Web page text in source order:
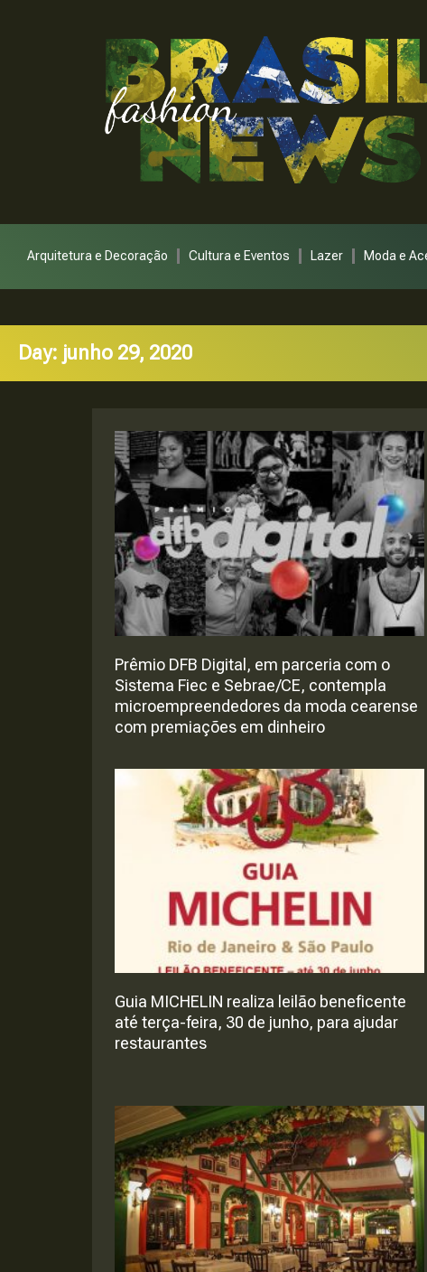
Arquitetura e Decoração Cultura e Eventos Lazer Moda e
Day: junho 29, 2020
Prêmio DFB Digital, em parceria com o
Sistema Fiec e Sebrae/CE, contempla
microempreendedores da moda cearense
com premiações em dinheiro
Guia MICHELIN realiza leilão beneficente
até terça-feira, 30 de junho, para ajudar
restaurantes